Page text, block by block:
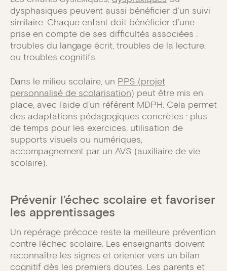
dysphasiques peuvent aussi bénéficier d’un suivi
similaire. Chaque enfant doit bénéficier d’une
prise en compte de ses difficultés associées :
troubles du langage écrit, troubles de la lecture,
ou troubles cognitifs.
Dans le milieu scolaire, un PPS (projet
personnalisé de scolarisation) peut être mis en
place, avec l’aide d’un référent MDPH. Cela permet
des adaptations pédagogiques concrètes : plus
de temps pour les exercices, utilisation de
supports visuels ou numériques,
accompagnement par un AVS (auxiliaire de vie
scolaire).
Prévenir l’échec scolaire et favoriser
les apprentissages
Un repérage précoce reste la meilleure prévention
contre l’échec scolaire. Les enseignants doivent
reconnaître les signes et orienter vers un bilan
cognitif dès les premiers doutes. Les parents et